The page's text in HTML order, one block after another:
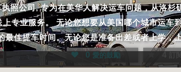
照公司, 专为在美华人解决运车问题，从洛
专业服务。 无论您想要从美国哪个城市运
最佳提车时间。无论您是准备出差或者上学，
0 愛的鼓勵 訂